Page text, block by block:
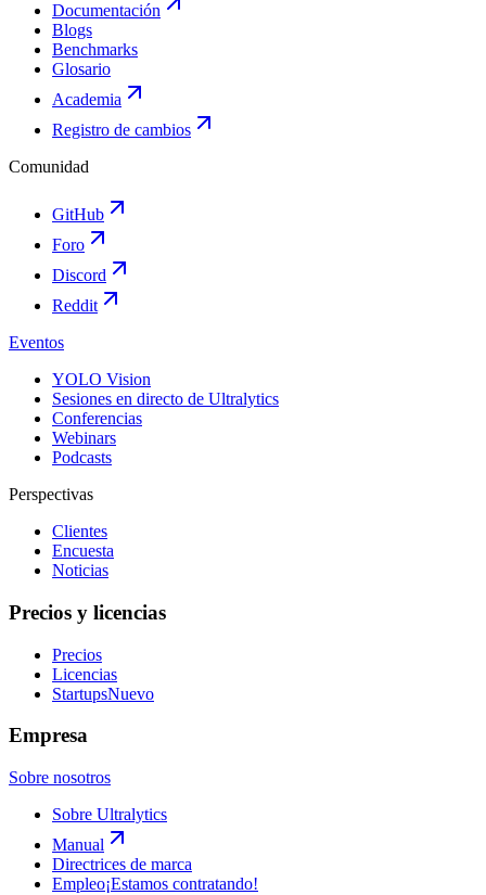
Documentación
Blogs
Benchmarks
Glosario
Academia
Registro de cambios
Comunidad
GitHub
Foro
Discord
Reddit
Eventos
YOLO Vision
Sesiones en directo de Ultralytics
Conferencias
Webinars
Podcasts
Perspectivas
Clientes
Encuesta
Noticias
Precios y licencias
Precios
Licencias
StartupsNuevo
Empresa
Sobre nosotros
Sobre Ultralytics
Manual
Directrices de marca
Empleo¡Estamos contratando!